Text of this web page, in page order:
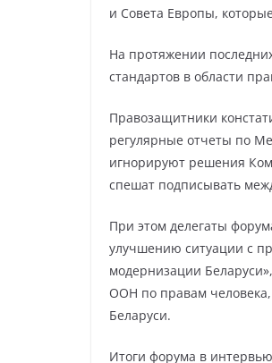
и Совета Европы,
На протяжении
стандартов в области
Правозащитники
регулярные отчеты по
игнорируют решения
спешат подписывать
При этом делегаты
улучшению ситуации с
модернизации
ООН по правам
Беларуси.
Итоги форума в интервью